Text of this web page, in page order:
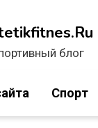
блог
Спорт